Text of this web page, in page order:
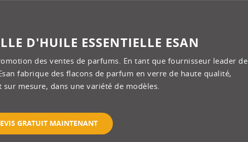
D'HUILE ESSENTIELLE ESAN
des ventes de parfums. En tant que fournisseur leader de
fabrique des flacons de parfum en verre de haute qualité,
mesure, dans une variété de modèles.
GRATUIT MAINTENANT